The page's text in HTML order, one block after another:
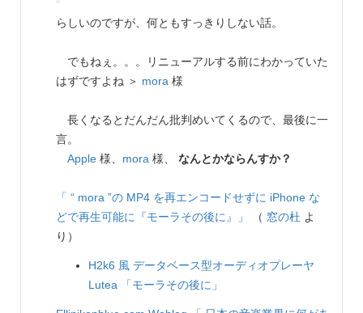
らしいのですが、何ともすっきりしない話。
でもねぇ。。。リニューアルする前にわかっていた
はずですよね ＞ mora 様
長くなるとだんだん批判めいてくるので、最後に一
言。
Apple 様、 mora 様、 なんとかならんすか？
「 “ mora ”の MP4 を再エンコードせずに iPhone な
どで再生可能に『モーラその後に』」
（ 窓の杜 よ
り）
H2k6 風 データベース型オーディオプレーヤ
Lutea
「モーラその後に」